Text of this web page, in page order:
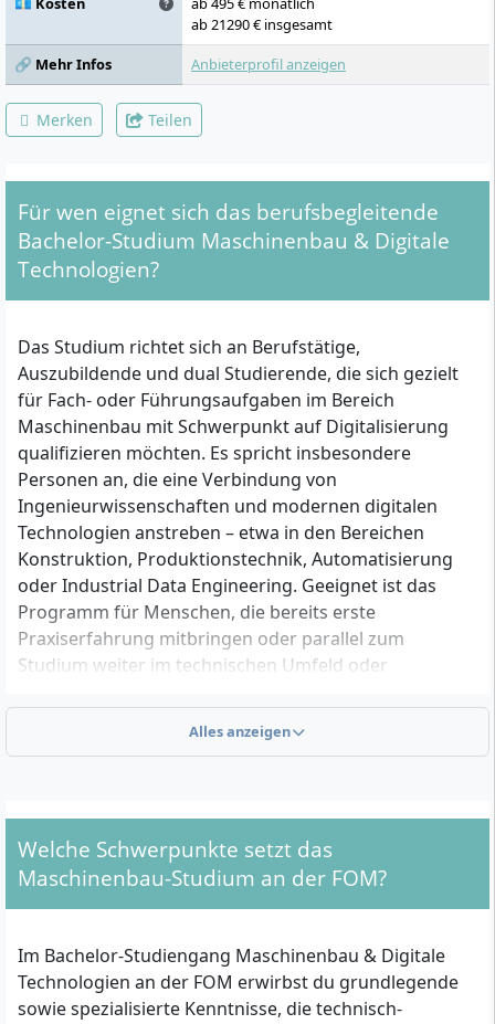
ab 21290 € insgesamt
🔗 Mehr Infos
Anbieterprofil anzeigen
Merken Teilen
Für wen eignet sich das berufsbegleitende
Bachelor-Studium Maschinenbau & Digitale
Technologien?
Das Studium richtet sich an Berufstätige,
Auszubildende und dual Studierende, die sich gezielt
für Fach- oder Führungsaufgaben im Bereich
Maschinenbau mit Schwerpunkt auf Digitalisierung
qualifizieren möchten. Es spricht insbesondere
Personen an, die eine Verbindung von
Ingenieurwissenschaften und modernen digitalen
Technologien anstreben – etwa in den Bereichen
Konstruktion, Produktionstechnik, Automatisierung
oder Industrial Data Engineering. Geeignet ist das
Programm für Menschen, die bereits erste
Praxiserfahrung mitbringen oder parallel zum
Studium weiter im technischen Umfeld oder
Um zum Bachelor-Studium Maschinenbau & Digitale
Technologien an der FOM zugelassen zu werden,
benötigst du nachweisbar eine der folgenden
Allgemeine Hochschulreife (Abitur) oder
Fachhochschulreife
Oder eine abgeschlossene, mindestens
Alles anzeigen
Welche Schwerpunkte setzt das
Maschinenbau-Studium an der FOM?
Im Bachelor-Studiengang Maschinenbau & Digitale
Technologien an der FOM erwirbst du grundlegende
sowie spezialisierte Kenntnisse, die technisch-